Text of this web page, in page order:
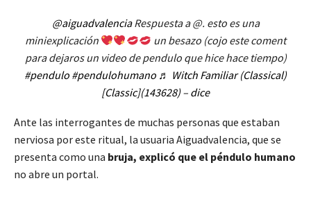
@aiguadvalenciaRespuesta a @. esto es una
miniexplicación
un besazo (cojo este coment
para dejaros un video de pendulo que hice hace tiempo)
#pendulo #pendulohumano ♬ Witch Familiar (Classical)
[Classic](143628) – dice
Ante las interrogantes de muchas personas que estaban
nerviosa por este ritual, la usuaria Aiguadvalencia, que se
presenta como una bruja, explicó que el péndulo humano
no abre un portal.